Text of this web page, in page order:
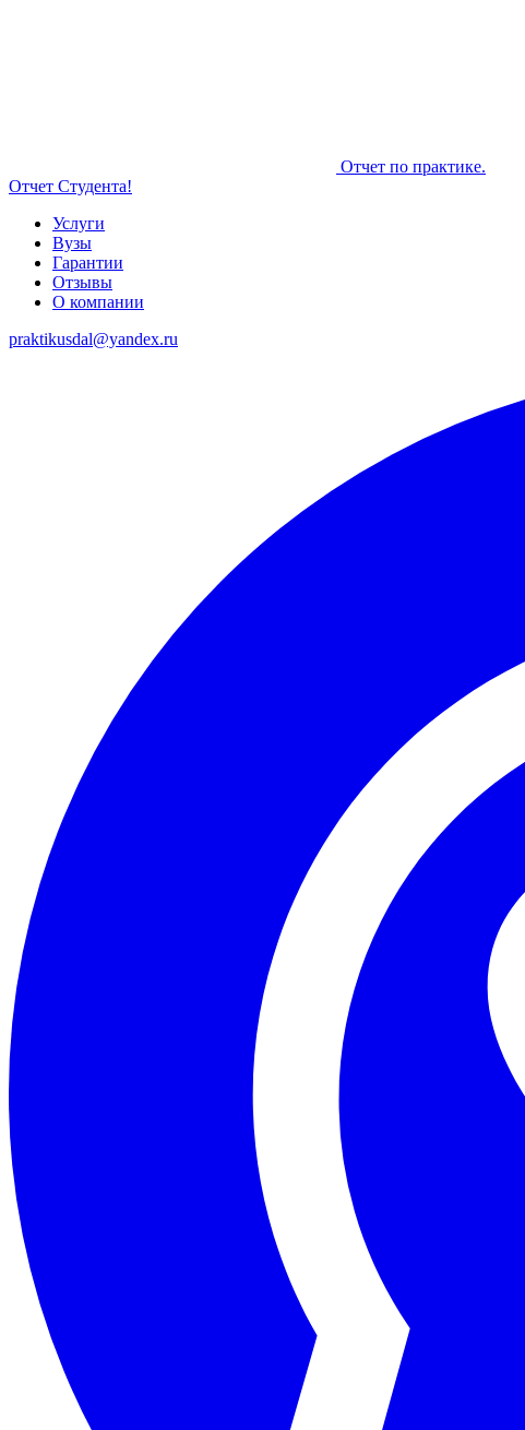
Отчет по практике.
Отчет Студента!
Услуги
Вузы
Гарантии
Отзывы
О компании
praktikusdal@yandex.ru